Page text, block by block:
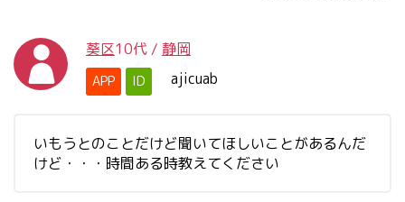
葵区10代 / 静岡
APP ID ajicuab
いもうとのことだけど聞いてほしいことがあるんだ
けど・・・時間ある時教えてください